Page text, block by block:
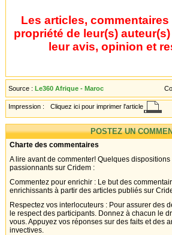
Les articles,
propriété de leur(s)
leur avis, opinion et
Source : Le360 Afrique - Maroc
Impression : Cliquez ici pour imprimer l'article
POSTEZ UN
Charte des commentaires
A lire avant de commenter! Quelques
passionnants sur Cridem :
Commentez pour enrichir : Le but des
enrichissants à partir des articles publiés sur
Respectez vos interlocuteurs : Pour assurer des
le respect des participants. Donnez à chacun le
vous. Appuyez vos réponses sur des faits et des
invectives.